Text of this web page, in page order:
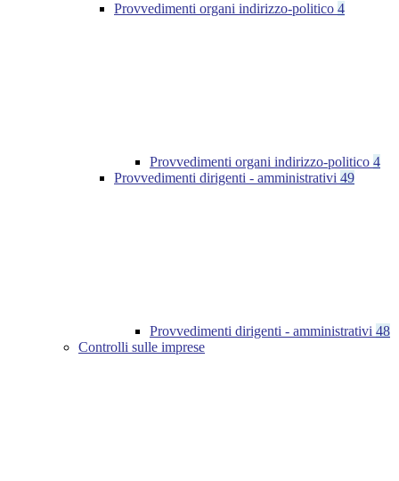
Provvedimenti organi indirizzo-politico 4
Provvedimenti organi indirizzo-politico 4
Provvedimenti dirigenti - amministrativi 49
Provvedimenti dirigenti - amministrativi 48
Controlli sulle imprese